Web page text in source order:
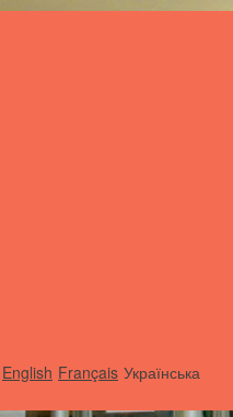
Українська
Français
English